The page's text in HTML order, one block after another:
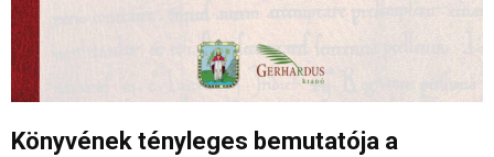
Könyvének tényleges bemutatója a